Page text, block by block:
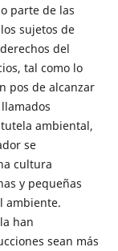
parte de las
sujetos de
del
tal como lo
pos de alcanzar
ambiental,
se
cultura
y pequeñas
ambiente.
han
sean más